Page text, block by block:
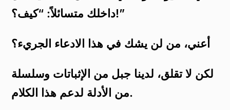
داخلك متسائلاً: “كيف؟!”
أعني، من لن يشك في هذا الادعاء الجريء؟
لكن لا تقلق، لدينا جبل من الإثباتات وسلسلة
من الأدلة لدعم هذا الكلام.